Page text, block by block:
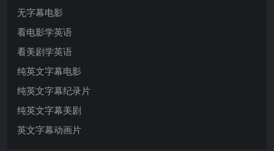
无字幕电影
看电影学英语
看美剧学英语
纯英文字幕电影
纯英文字幕纪录片
纯英文字幕美剧
英文字幕动画片